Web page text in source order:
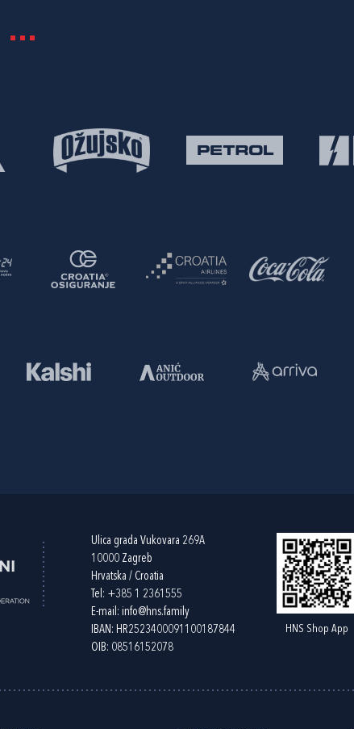
Ulica grada Vukovara 269A
10000 Zagreb
Hrvatska / Croatia
Tel: +385 1 2361555
E-mail: info@hns.family
IBAN: HR2523400091100187844
OIB: 08516152078
HNS Shop App